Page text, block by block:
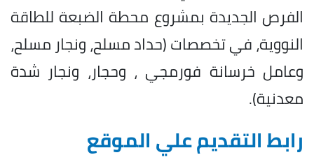
الفرص الجديدة بمشروع محطة الضبعة للطاقة
النووية، في تخصصات (حداد مسلح، ونجار مسلح،
وعامل خرسانة فورمجي ، وحجار، ونجار شدة
معدنية).
رابط التقديم علي الموقع